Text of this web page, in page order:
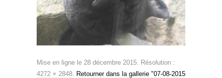
Mise en ligne le 28 décembre 2015 . Résolution :
4272 × 2848
Retourner dans la gallerie "07-08-2015